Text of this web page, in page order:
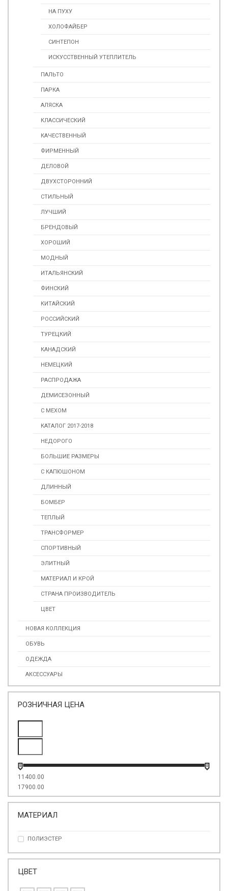
НА ПУХУ
ХОЛОФАЙБЕР
СИНТЕПОН
ИСКУССТВЕННЫЙ УТЕПЛИТЕЛЬ
ПАЛЬТО
ПАРКА
АЛЯСКА
КЛАССИЧЕСКИЙ
КАЧЕСТВЕННЫЙ
ФИРМЕННЫЙ
ДЕЛОВОЙ
ДВУХСТОРОННИЙ
СТИЛЬНЫЙ
ЛУЧШИЙ
БРЕНДОВЫЙ
ХОРОШИЙ
МОДНЫЙ
ИТАЛЬЯНСКИЙ
ФИНСКИЙ
КИТАЙСКИЙ
РОССИЙСКИЙ
ТУРЕЦКИЙ
КАНАДСКИЙ
НЕМЕЦКИЙ
РАСПРОДАЖА
ДЕМИСЕЗОННЫЙ
С МЕХОМ
КАТАЛОГ 2017-2018
НЕДОРОГО
БОЛЬШИЕ РАЗМЕРЫ
С КАПЮШОНОМ
ДЛИННЫЙ
БОМБЕР
ТЕПЛЫЙ
ТРАНСФОРМЕР
СПОРТИВНЫЙ
ЭЛИТНЫЙ
МАТЕРИАЛ И КРОЙ
СТРАНА ПРОИЗВОДИТЕЛЬ
ЦВЕТ
НОВАЯ КОЛЛЕКЦИЯ
ОБУВЬ
ОДЕЖДА
АКСЕССУАРЫ
РОЗНИЧНАЯ ЦЕНА
11400.00
17900.00
МАТЕРИАЛ
ПОЛИЭСТЕР
ЦВЕТ